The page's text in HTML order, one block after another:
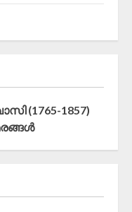
(1765-1857)